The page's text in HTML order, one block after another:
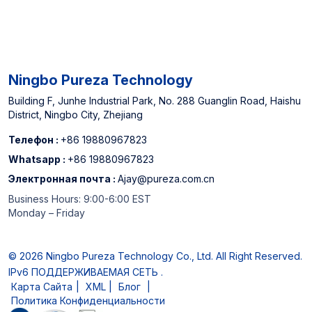
Ningbo Pureza Technology
Building F, Junhe Industrial Park, No. 288 Guanglin Road, Haishu
District, Ningbo City, Zhejiang
Телефон : +86 19880967823
Whatsapp : +86 19880967823
Электронная почта : Ajay@pureza.com.cn
Business Hours: 9:00-6:00 EST
Monday – Friday
© 2026 Ningbo Pureza Technology Co., Ltd. All Right Reserved.
IPv6 ПОДДЕРЖИВАЕМАЯ СЕТЬ .
Карта Сайта
XML Блог
Политика Конфиденциальности